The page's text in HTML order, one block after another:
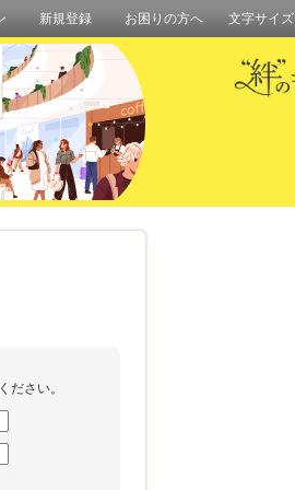
新規登録 お困りの方へ 文字サイズ
ださい。